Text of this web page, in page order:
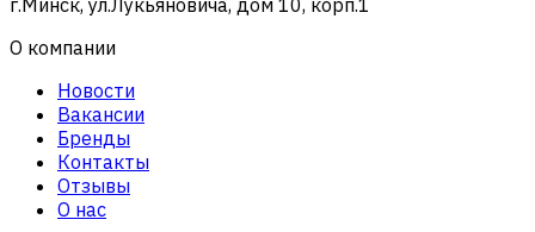
О компании
Новости
Вакансии
Бренды
Контакты
Отзывы
О нас